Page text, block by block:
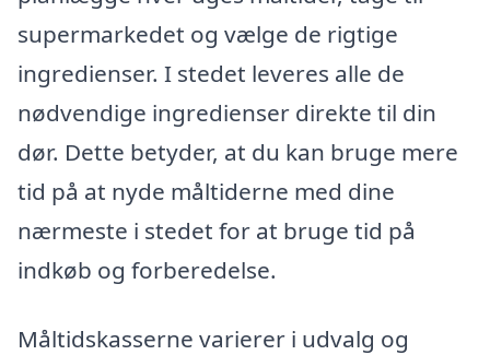
supermarkedet og vælge de rigtige
ingredienser. I stedet leveres alle de
nødvendige ingredienser direkte til din
dør. Dette betyder, at du kan bruge mere
tid på at nyde måltiderne med dine
nærmeste i stedet for at bruge tid på
indkøb og forberedelse.
Måltidskasserne varierer i udvalg og